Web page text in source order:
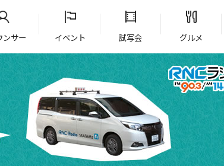
ンサー イベント 試写会 グルメ